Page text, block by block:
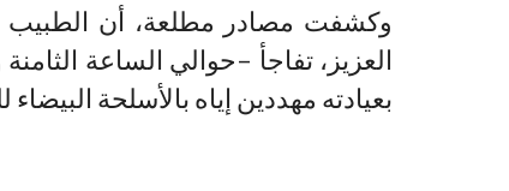
وكشفت مصادر مطلعة، أن الطبيب
العزيز، تفاجأ –حوالي الساعة
بعيادته مهددين إياه بالأسلحة